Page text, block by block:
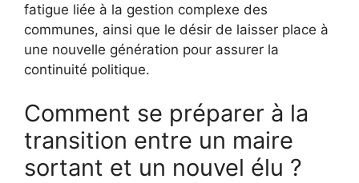
fatigue liée à la gestion complexe des
communes, ainsi que le désir de laisser place à
une nouvelle génération pour assurer la
continuité politique.
Comment se préparer à la
transition entre un maire
sortant et un nouvel élu ?